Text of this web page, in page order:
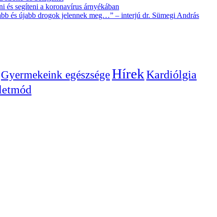
és segíteni a koronavírus árnyékában
és újabb drogok jelennek meg…” – interjú dr. Sümegi András
Gyermekeink egészségeHírekKardiólgia